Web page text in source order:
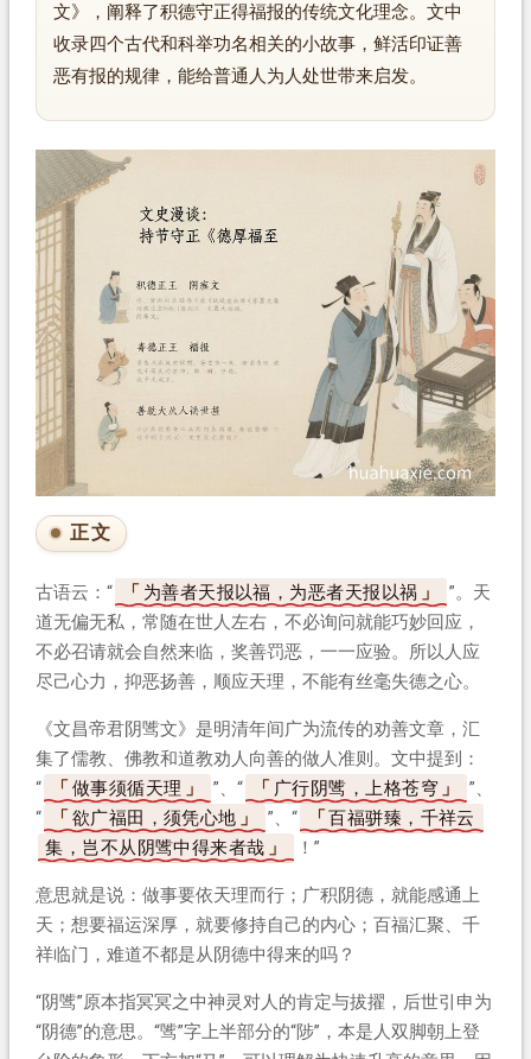
文》，阐释了积德守正得福报的传统文化理念。文中
收录四个古代和科举功名相关的小故事，鲜活印证善
恶有报的规律，能给普通人为人处世带来启发。
正文
古语云：“ 为善者天报以福，为恶者天报以祸
”。天
道无偏无私，常随在世人左右，不必询问就能巧妙回应，
不必召请就会自然来临，奖善罚恶，一一应验。所以人应
尽己心力，抑恶扬善，顺应天理，不能有丝毫失德之心。
《文昌帝君阴骘文》是明清年间广为流传的劝善文章，汇
集了儒教、佛教和道教劝人向善的做人准则。文中提到：
“
做事须循天理 ”、“ 广行阴骘，上格苍穹
”、
“
欲广福田，须凭心地 ”、“
百福骈臻，千祥云
集，岂不从阴骘中得来者哉
！”
意思就是说：做事要依天理而行；广积阴德，就能感通上
天；想要福运深厚，就要修持自己的内心；百福汇聚、千
祥临门，难道不都是从阴德中得来的吗？
“阴骘”原本指冥冥之中神灵对人的肯定与拔擢，后世引申为
“阴德”的意思。“骘”字上半部分的“陟”，本是人双脚朝上登